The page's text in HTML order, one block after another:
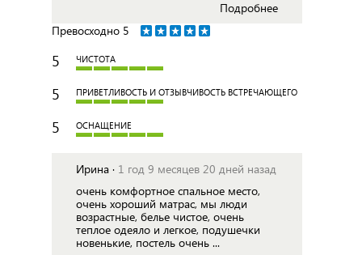
Подробнее
Превосходно 5
5 ЧИСТОТА
5 ПРИВЕТЛИВОСТЬ И ОТЗЫВЧИВОСТЬ ВСТРЕЧАЮЩЕГО
5 ОСНАЩЕНИЕ
Ирина · 1 год 9 месяцев 20 дней назад
очень комфортное спальное место,
очень хороший матрас, мы люди
возрастные, белье чистое, очень
теплое одеяло и легкое, подушечки
новенькие, постель очень ...